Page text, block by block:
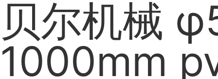
贝尔机械
1000mm